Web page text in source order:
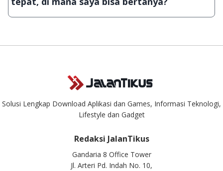
aplikasi & games tidak dapat tercapai dalam waktu yang
singkat.
Kami dengan senang hati menjawab setiap pertanyaan yang
Solusi Lengkap Download Aplikasi dan Games, Informasi Teknologi,
Lifestyle dan Gadget
Redaksi JalanTikus
Gandaria 8 Office Tower
Jl. Arteri Pd. Indah No. 10,